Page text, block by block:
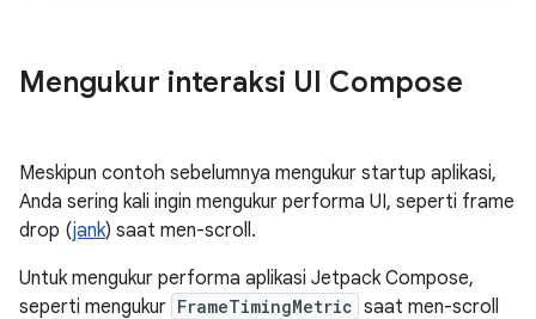
Mengukur interaksi UI Compose
Meskipun contoh sebelumnya mengukur startup aplikasi,
Anda sering kali ingin mengukur performa UI, seperti frame
drop (jank) saat men-scroll.
Untuk mengukur performa aplikasi Jetpack Compose,
seperti mengukur FrameTimingMetric saat men-scroll